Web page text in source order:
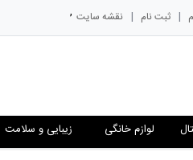
| ثبت نام | نقشه سایت ,
لوازم خانگی زیبایی و سلامت